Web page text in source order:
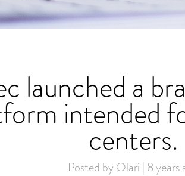
launched a
intended
centers.
Posted by Olari | 8 years